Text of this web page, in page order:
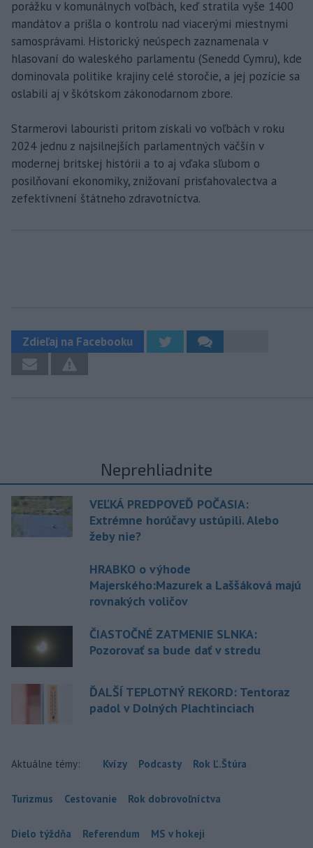
porážku v komunálnych voľbách, keď stratila vyše 1400
mandátov a prišla o kontrolu nad viacerými miestnymi
samosprávami. Historický neúspech zaznamenala v
hlasovaní do waleského parlamentu (Senedd Cymru), kde
dominovala politike krajiny celé storočie, a jej pozície sa
oslabili aj v škótskom zákonodarnom zbore.
Starmerovi labouristi pritom získali vo voľbách v roku
2024 jednu z najsilnejších parlamentných väčšín v
modernej britskej histórii a to aj vďaka sľubom o
posilňovaní ekonomiky, znižovaní prisťahovalectva a
zefektívnení štátneho zdravotníctva.
Zdieľaj na Facebooku
Neprehliadnite
VEĽKÁ PREDPOVEĎ POČASIA:
Extrémne horúčavy ustúpili. Alebo
žeby nie?
HRABKO o výhode
Majerského:Mazurek a Laššáková majú
rovnakých voličov
ČIASTOČNÉ ZATMENIE SLNKA:
Pozorovať sa bude dať v stredu
ĎALŠÍ TEPLOTNÝ REKORD: Tentoraz
padol v Dolných Plachtinciach
Aktuálne témy: Kvízy Podcasty Rok Ľ.Štúra
Turizmus Cestovanie Rok dobrovoľníctva
Dielo týždňa Referendum MS v hokeji